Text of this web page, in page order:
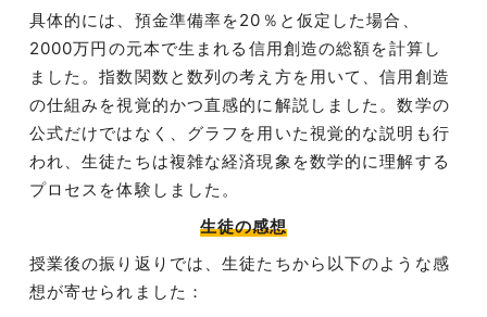
具体的には、預金準備率を20％と仮定した場合、
2000万円の元本で生まれる信用創造の総額を計算し
ました。指数関数と数列の考え方を用いて、信用創造
の仕組みを視覚的かつ直感的に解説しました。数学の
公式だけではなく、グラフを用いた視覚的な説明も行
われ、生徒たちは複雑な経済現象を数学的に理解する
プロセスを体験しました。
生徒の感想
授業後の振り返りでは、生徒たちから以下のような感
想が寄せられました：